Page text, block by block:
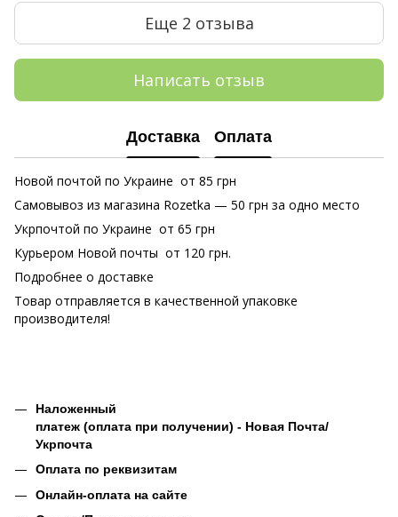
Еще 2 отзыва
Написать отзыв
Доставка Оплата
Новой почтой по Украине от 85 грн
Самовывоз из магазина Rozetka — 50 грн за одно место
Укрпочтой по Украине от 65 грн
Курьером Новой почты от 120 грн.
Подробнее о доставке
Товар отправляется в качественной упаковке
производителя!
Наложенный
платеж (оплата при получении) - Новая Почта/
Укрпочта
Оплата по реквизитам
Онлайн-оплата на сайте